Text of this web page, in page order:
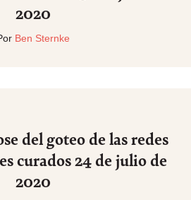
2020
Ben Sternke
del goteo de las redes
curados 24 de julio de
2020